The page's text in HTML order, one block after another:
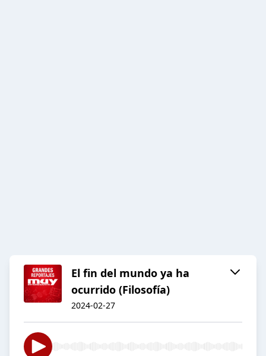
El fin del mundo ya ha
ocurrido (Filosofía)
2024-02-27